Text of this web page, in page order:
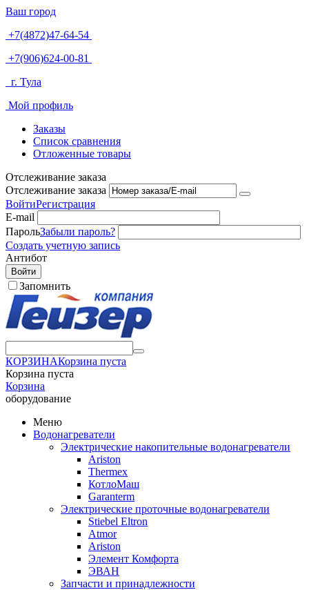
Ваш город
+7(4872)47-64-54
+7(906)624-00-81
г. Тула
Мой профиль
Заказы
Список сравнения
Отложенные товары
Отслеживание заказа
Отслеживание заказа
ВойтиРегистрация
E-mail
ПарольЗабыли пароль?
Создать учетную запись
Антибот
Войти
Запомнить
КОРЗИНАКорзина пуста
Корзина пуста
Корзина
оборудование
Меню
Водонагреватели
Электрические накопительные водонагреватели
Ariston
Thermex
КотлоМаш
Garanterm
Электрические проточные водонагреватели
Stiebel Eltron
Atmor
Ariston
Элемент Комфорта
ЭВАН
Запчасти и принадлежности